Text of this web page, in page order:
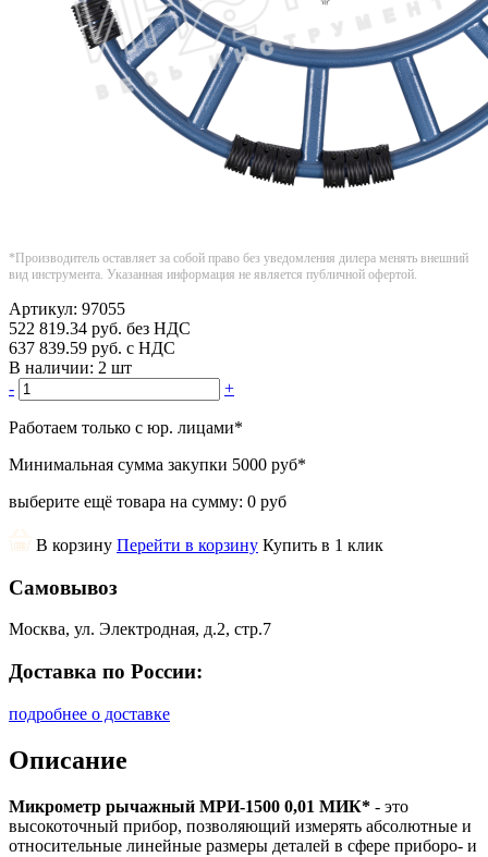
*Производитель оставляет за собой право без уведомления дилера менять внешний
вид инструмента. Указанная информация не является публичной офертой.
Артикул: 97055
522 819.34 руб. без НДС
637 839.59 руб. с НДС
В наличии: 2 шт
-
+
Работаем только с юр. лицами*
Минимальная сумма закупки 5000 руб*
выберите ещё товара на сумму: 0 руб
В корзину Перейти в корзину Купить в 1 клик
Самовывоз
Москва, ул. Электродная, д.2, стр.7
Доставка по России:
подробнее о доставке
Описание
Микрометр рычажный МРИ-1500 0,01 МИК* - это
высокоточный прибор, позволяющий измерять абсолютные и
относительные линейные размеры деталей в сфере приборо- и